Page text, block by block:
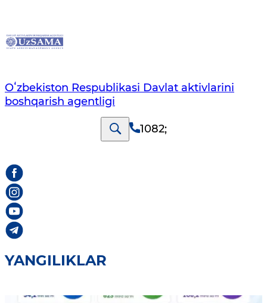
Oʻzbekiston Respublikasi Davlat aktivlarini
boshqarish agentligi
1082;
YANGILIKLAR